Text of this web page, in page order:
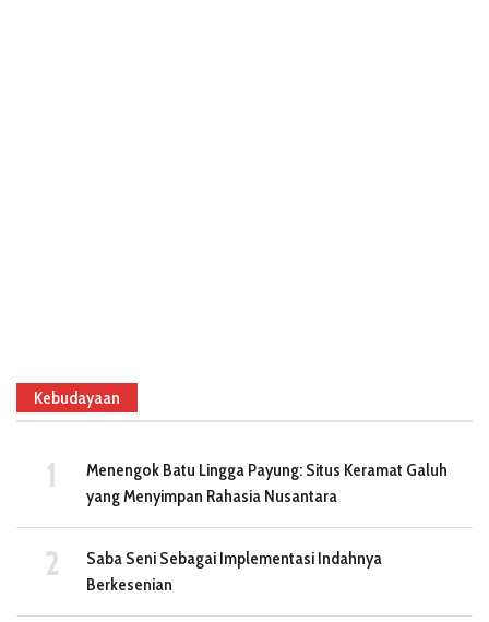
Kebudayaan
Menengok Batu Lingga Payung: Situs Keramat Galuh
yang Menyimpan Rahasia Nusantara
Saba Seni Sebagai Implementasi Indahnya
Berkesenian